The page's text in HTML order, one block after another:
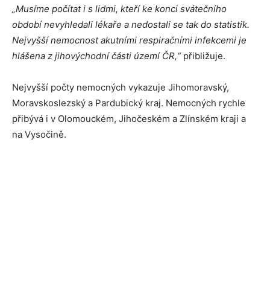
„Musíme počítat i s lidmi, kteří ke konci svátečního
období nevyhledali lékaře a nedostali se tak do statistik.
Nejvyšší nemocnost akutními respiračními infekcemi je
hlášena z jihovýchodní části území ČR,“ přibližuje.
Nejvyšší počty nemocných vykazuje Jihomoravský,
Moravskoslezský a Pardubický kraj. Nemocných rychle
přibývá i v Olomouckém, Jihočeském a Zlínském kraji a
na Vysočině.